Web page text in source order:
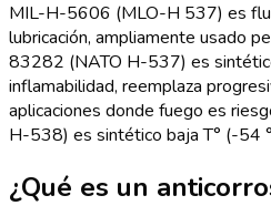
MIL-H-5606 (MLO-H 537) es
lubricación, ampliamente usado
83282 (NATO H-537) es
inflamabilidad, reemplaza
aplicaciones donde fuego es
H-538) es sintético baja T° (-54
¿Qué es un